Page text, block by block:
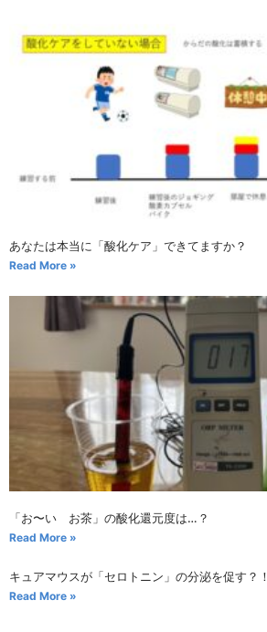
あなたは本当に「酸化ケア」できてますか？
Read More »
「お〜い お茶」の酸化還元度は…？
Read More »
キュアマウスが「セロトニン」の分泌を促す？！
Read More »